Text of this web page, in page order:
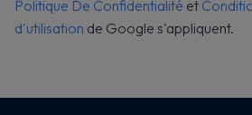
Politique De Confidentialité et
d'utilisation de Google s'appliquent.